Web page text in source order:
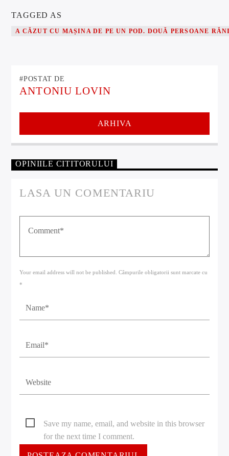
TAGGED AS
A CĂZUT CU MAȘINA DE PE UN POD. DOUĂ PERSOANE
#POSTAT DE
ANTONIU LOVIN
ARHIVA
OPINIILE CITITORULUI
LASA UN COMENTARIU
Your email address will not be published. Câmpurile obligatorii sunt marcate cu
*
Save my name, email, and website in this browser
for the next time I comment.